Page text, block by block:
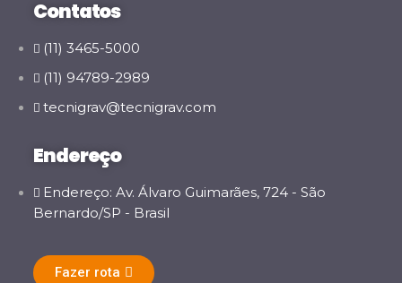
Contatos
(11) 3465-5000
(11) 94789-2989
tecnigrav@tecnigrav.com
Endereço
Endereço: Av. Álvaro Guimarães, 724 - São
Bernardo/SP - Brasil
Fazer rota